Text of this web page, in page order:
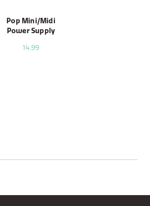
Pop Mini/Midi
Power Supply
14,99